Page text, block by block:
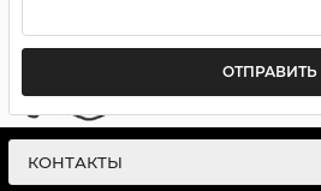
ОТПРАВИТЬ
КОНТАКТЫ